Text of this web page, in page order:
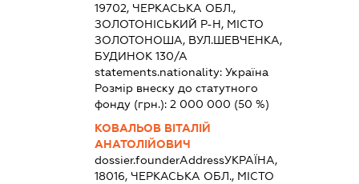
19702, ЧЕРКАСЬКА ОБЛ.,
ЗОЛОТОНІСЬКИЙ Р-Н, МІСТО
ЗОЛОТОНОША, ВУЛ.ШЕВЧЕНКА,
БУДИНОК 130/А
statements.nationality: Україна
Розмір внеску до статутного
фонду (грн.): 2 000 000 (50 %)
КОВАЛЬОВ ВІТАЛІЙ
АНАТОЛІЙОВИЧ
dossier.founderAddressУКРАЇНА,
18016, ЧЕРКАСЬКА ОБЛ., МІСТО